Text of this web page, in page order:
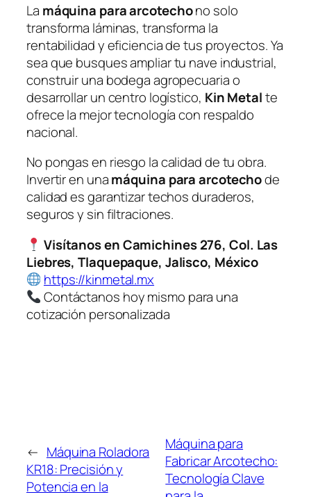
La máquina para arcotechono solo
transforma láminas, transforma la
rentabilidad y eficiencia de tus proyectos. Ya
sea que busques ampliar tu nave industrial,
construir una bodega agropecuaria o
desarrollar un centro logístico, Kin Metalte
ofrece la mejor tecnología con respaldo
nacional.
No pongas en riesgo la calidad de tu obra.
Invertir en unamáquina para arcotechode
calidad es garantizar techos duraderos,
seguros y sin filtraciones.
Visítanos en Camichines 276, Col. Las
Liebres, Tlaquepaque, Jalisco, México
https://kinmetal.mx
Contáctanos hoy mismo para una
cotización personalizada
← Máquina Roladora
KR18: Precisión y
Potencia en la
Máquina para
Fabricar Arcotecho:
Tecnología Clave